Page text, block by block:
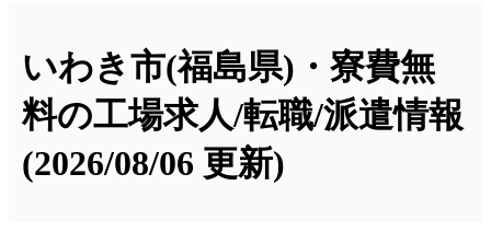
いわき市(福島県)・寮費無
料の工場求人/転職/派遣情報
(2026/08/06 更新)